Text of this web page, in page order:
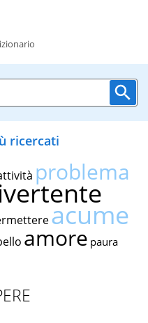
ricercati
problema
acume
amore paura